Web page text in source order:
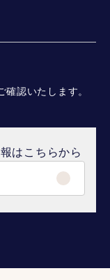
認いたします。
はこちらから